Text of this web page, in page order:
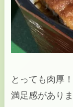
とっても肉厚
満足感があり